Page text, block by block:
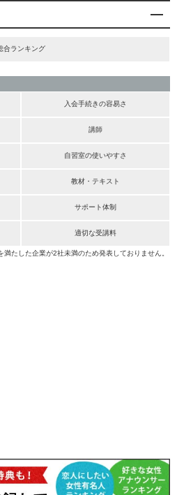
合ランキング
入会手続きの容易さ
講師
自習室の使いやすさ
教材・テキスト
サポート体制
適切な受講料
たした企業が2社未満のため発表しておりません。